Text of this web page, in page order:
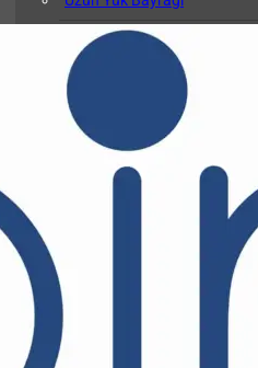
Klasör
Okul Albümü
Öğretmen Not Defteri Kabı
Biala
Gemi Bağlama Kütüğü Kabı